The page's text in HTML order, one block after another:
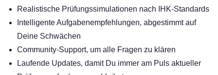
Realistische Prüfungssimulationen nach IHK-Standards
Intelligente Aufgabenempfehlungen, abgestimmt auf
Deine Schwächen
Community-Support, um alle Fragen zu klären
Laufende Updates, damit Du immer am Puls aktueller